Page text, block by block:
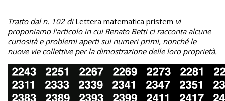
Tratto dal n. 102 diLettera matematica pristem vi
proponiamo l'articolo in cui Renato Betti ci racconta alcune
curiosità e problemi aperti sui numeri primi, nonché le
nuove vie collettive per la dimostrazione delle loro proprietà.